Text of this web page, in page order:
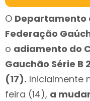
O Departamento
Federação
o adiamento do
Gauchão Série
(17). Inicialmente
feira (14), a